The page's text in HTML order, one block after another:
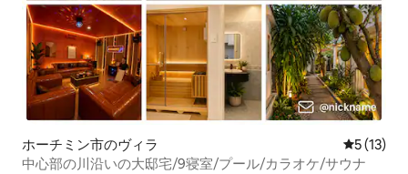
ホーチミン市のヴィラ レビュー
5 (13)
中心部の川沿いの大邸宅/9寝室/プール/カラオケ/サウナ